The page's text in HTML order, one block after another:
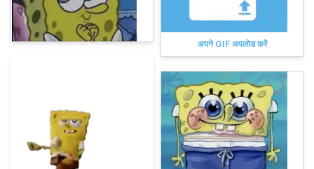
अपने GIF अपलोड करें